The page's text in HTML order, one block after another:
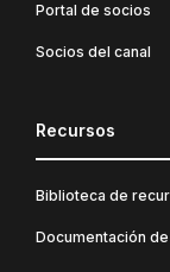
Portal de socios
Socios del canal
Recursos
Biblioteca de
Documentación